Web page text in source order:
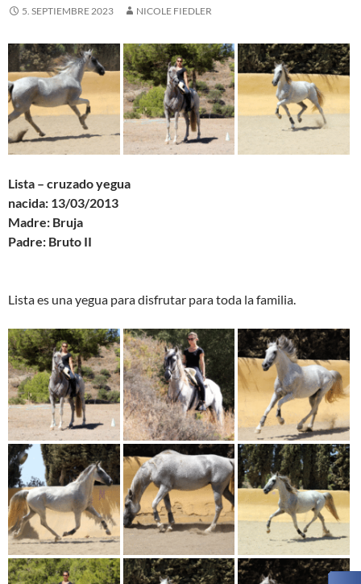
5. SEPTIEMBRE 2023 NICOLE FIEDLER
Lista – cruzado yegua
nacida: 13/03/2013
Madre: Bruja
Padre: Bruto II
Lista es una yegua para disfrutar para toda la familia.